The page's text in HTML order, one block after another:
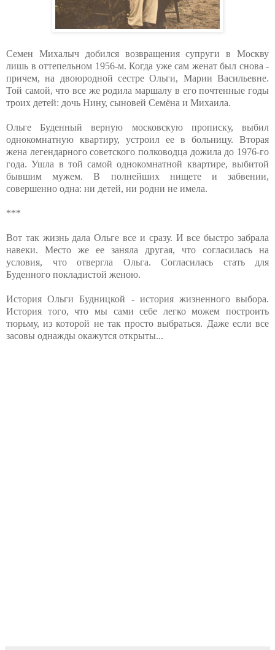
Семен Михалыч добился возвращения супруги в Москву
лишь в оттепельном 1956-м. Когда уже сам женат был снова -
причем, на двоюродной сестре Ольги, Марии Васильевне.
Той самой, что все же родила маршалу в его почтенные годы
троих детей: дочь Нину, сыновей Семёна и Михаила.
Ольге Буденный верную московскую прописку, выбил
однокомнатную квартиру, устроил ее в больницу. Вторая
жена легендарного советского полководца дожила до 1976-го
года. Ушла в той самой однокомнатной квартире, выбитой
бывшим мужем. В полнейших нищете и забвении,
совершенно одна: ни детей, ни родни не имела.
***
Вот так жизнь дала Ольге все и сразу. И все быстро забрала
навеки. Место же ее заняла другая, что согласилась на
условия, что отвергла Ольга. Согласилась стать для
Буденного покладистой женою.
История Ольги Будницкой - история жизненного выбора.
История того, что мы сами себе легко можем построить
тюрьму, из которой не так просто выбраться. Даже если все
засовы однажды окажутся открыты...